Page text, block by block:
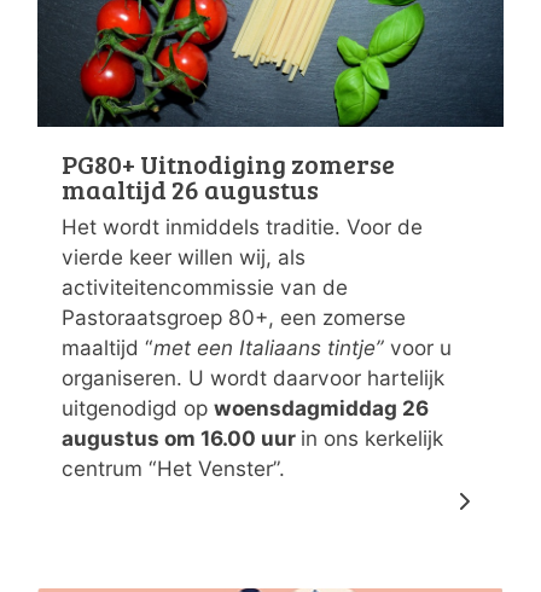
PG80+ Uitnodiging zomerse
maaltijd 26 augustus
Het wordt inmiddels traditie. Voor de
vierde keer willen wij, als
activiteitencommissie van de
Pastoraatsgroep 80+, een zomerse
maaltijd “met een Italiaans tintje” voor u
organiseren. U wordt daarvoor hartelijk
uitgenodigd op woensdagmiddag 26
augustus om 16.00 uur in ons kerkelijk
centrum “Het Venster”.